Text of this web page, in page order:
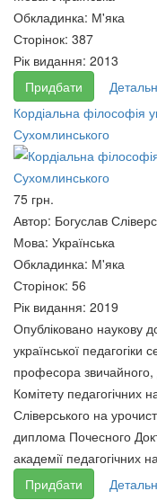
Філософія політики:
200 грн.
Обкладинка: М'яка
Сторінок: 387
Рік видання: 2013
Придбати
Кордіальна філософія
Сухомлинського
75 грн.
Автор: Богуслав
Мова: Українська
Обкладинка: М'яка
Сторінок: 56
Рік видання: 2019
Опубліковано наукову
української
професора звичайного,
Комітету педагогічних
Сліверського на
диплома Почесного
академії педагогічних
Придбати